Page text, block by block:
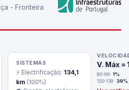
- Fronteira
SISTEMAS
⚡ Electrificação: 134,1
km (100%)
V. Máx =
80-99: 1%
120-139: 39%